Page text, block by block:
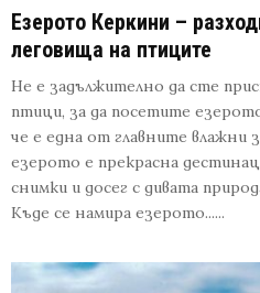
Езерото Керкини –
леговища на птиците
Не е задължително да сте
птици, за да посетите
че е една от главните влажни
езерото е прекрасна
снимки и досег с дивата
Къде се намира езерото......